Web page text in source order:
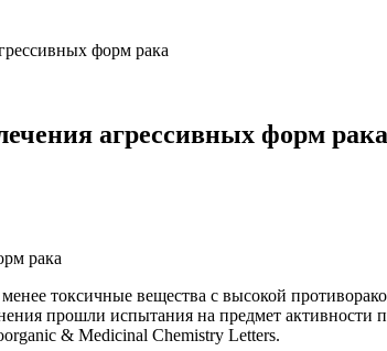
форм рака
агрессивных форм рака
токсичные вещества с высокой
прошли испытания на предмет
& Medicinal Chemistry Letters.